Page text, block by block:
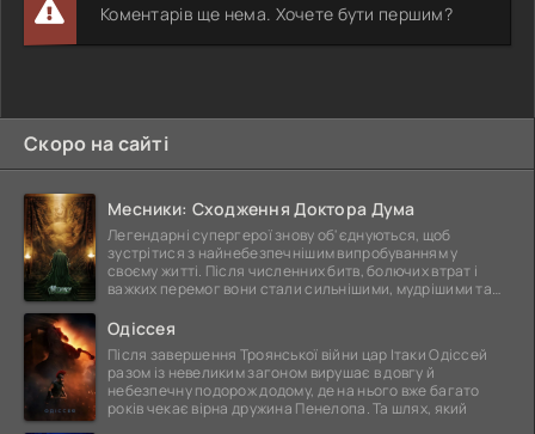
Коментарів ще нема. Хочете бути першим?
Скоро на сайті
Месники: Сходження Доктора Дума
Легендарні супергерої знову об'єднуються, щоб
зустрітися з найнебезпечнішим випробуванням у
своєму житті. Після численних битв, болючих втрат і
важких перемог вони стали сильнішими, мудрішими та
Одіссея
Після завершення Троянської війни цар Ітаки Одіссей
разом із невеликим загоном вирушає в довгу й
небезпечну подорож додому, де на нього вже багато
років чекає вірна дружина Пенелопа. Та шлях, який